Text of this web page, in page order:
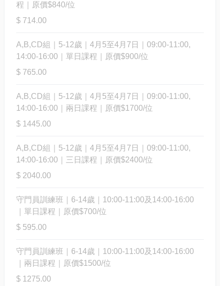
程｜原價$840/位
$ 714.00
A,B,CD組｜5-12歲｜4月5至4月7日｜09:00-11:00,
14:00-16:00｜單日課程｜原價$900/位
$ 765.00
A,B,CD組｜5-12歲｜4月5至4月7日｜09:00-11:00,
14:00-16:00｜兩日課程｜原價$1700/位
$ 1445.00
A,B,CD組｜5-12歲｜4月5至4月7日｜09:00-11:00,
14:00-16:00｜三日課程｜原價$2400/位
$ 2040.00
守門員訓練班｜6-14歲｜10:00-11:00及14:00-16:00
｜單日課程｜原價$700/位
$ 595.00
守門員訓練班｜6-14歲｜10:00-11:00及14:00-16:00
｜兩日課程｜原價$1500/位
$ 1275.00